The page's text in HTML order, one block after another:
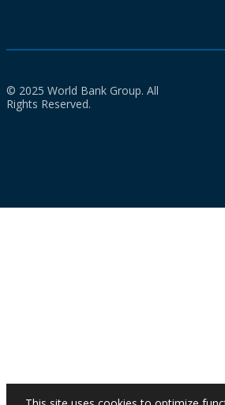
© 2025 World Bank Group. All
Rights Reserved.